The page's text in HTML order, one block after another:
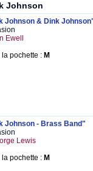
Johnson
Johnson & Dink
Ewell
pochette : M
Johnson - Brass Band"
Lewis
pochette : M